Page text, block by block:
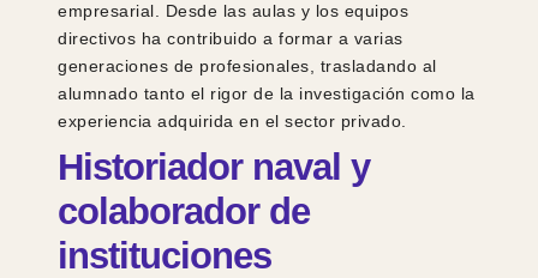
empresarial. Desde las aulas y los equipos
directivos ha contribuido a formar a varias
generaciones de profesionales, trasladando al
alumnado tanto el rigor de la investigación como la
experiencia adquirida en el sector privado.
Historiador naval y
colaborador de
instituciones